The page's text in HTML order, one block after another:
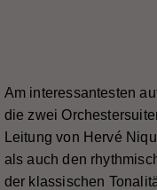
Am interessantesten
die zwei
Leitung von Hervé
als auch den
der klassischen